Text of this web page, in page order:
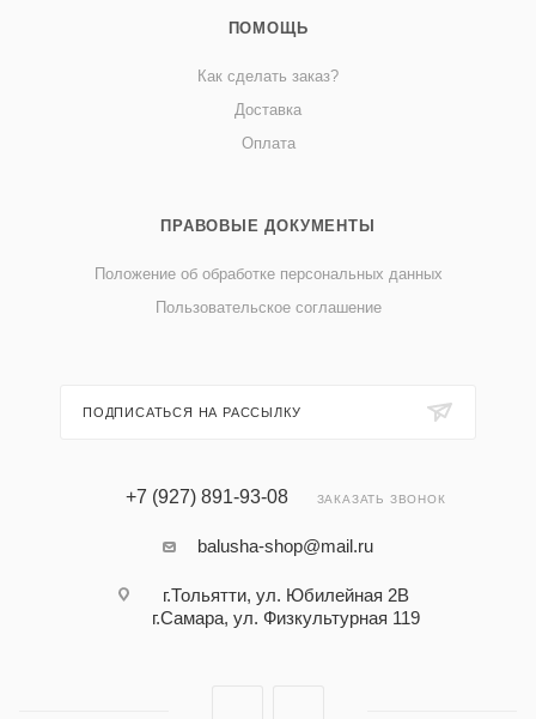
ПОМОЩЬ
Как сделать заказ?
Доставка
Оплата
ПРАВОВЫЕ ДОКУМЕНТЫ
Положение об обработке персональных данных
Пользовательское соглашение
ПОДПИСАТЬСЯ НА РАССЫЛКУ
+7 (927) 891-93-08 ЗАКАЗАТЬ ЗВОНОК
balusha-shop@mail.ru
г.Тольятти, ул. Юбилейная 2В
г.Самара, ул. Физкультурная 119